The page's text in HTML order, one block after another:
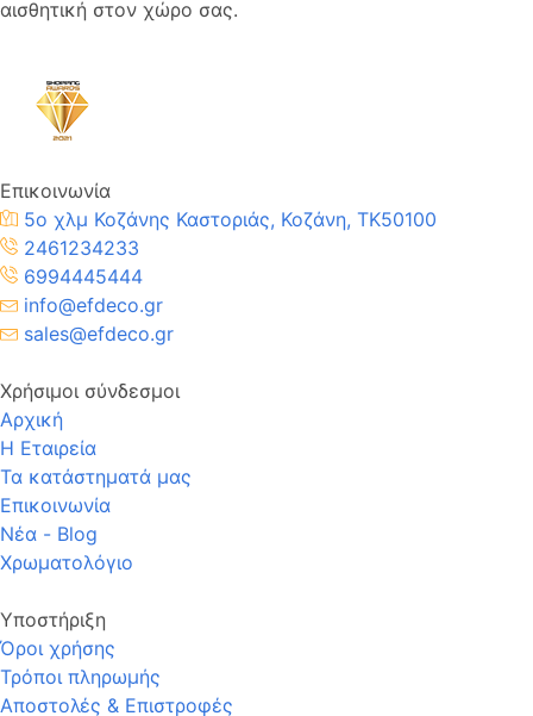
αισθητική στον χώρο σας.
Επικοινωνία
5ο χλμ Κοζάνης Καστοριάς, Κοζάνη, TK50100
2461234233
6994445444
info@efdeco.gr
sales@efdeco.gr
Χρήσιμοι σύνδεσμοι
Αρχική
Η Εταιρεία
Τα κατάστηματά μας
Επικοινωνία
Νέα - Blog
Χρωματολόγιο
Υποστήριξη
Όροι χρήσης
Τρόποι πληρωμής
Αποστολές & Επιστροφές